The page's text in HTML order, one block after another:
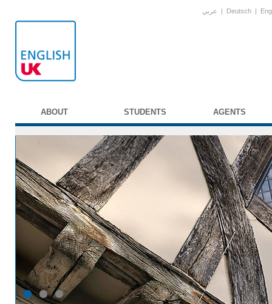
عربي | Deutsch |
ABOUT STUDENTS AGENTS